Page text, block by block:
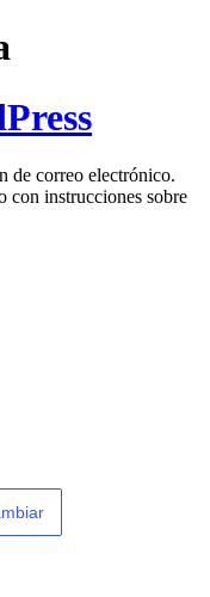
de correo electrónico.
con instrucciones sobre